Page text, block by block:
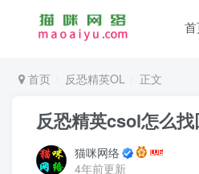
首页 反恐精英OL 正文
反恐精英csol怎么
猫咪网络
4年前更新